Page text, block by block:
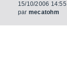
15/10/2006 14:55
par mecatohm